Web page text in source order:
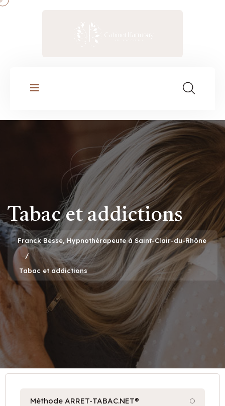
Tabac et addictions
Franck Besse, Hypnothérapeute à Saint-Clair-du-Rhône
Tabac et addictions
Méthode ARRET-TABAC.NET®